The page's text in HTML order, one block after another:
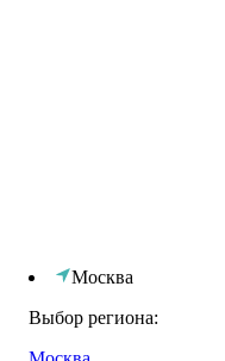
Москва
Выбор региона: